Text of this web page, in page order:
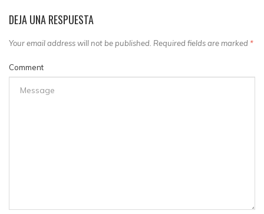
DEJA UNA RESPUESTA
Your email address will not be published. Required fields are marked *
Comment